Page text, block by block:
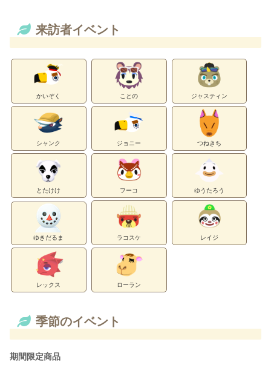
来訪者イベント
かいぞく ことの ジャスティン
シャンク ジョニー つねきち
とたけけ フーコ ゆうたろう
ゆきだるま ラコスケ レイジ
レックス ローラン
季節のイベント
期間限定商品